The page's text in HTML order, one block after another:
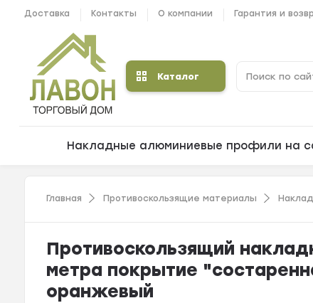
Доставка Контакты О компании Гарантия и
Каталог
Накладные алюминиевые профили на
Главная Противоскользящие материалы
Противоскользящий
метра покрытие
оранжевый